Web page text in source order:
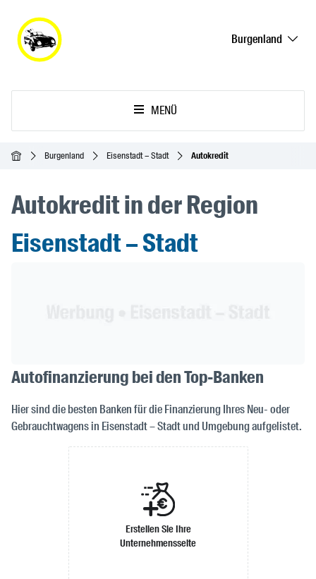
Burgenland
MENÜ
StartseiteBurgenland Eisenstadt – Stadt Autokredit
Autokredit in der Region
Eisenstadt – Stadt
Autofinanzierung bei den Top-Banken
Hier sind die besten Banken für die Finanzierung Ihres Neu- oder
Gebrauchtwagens in Eisenstadt – Stadt und Umgebung aufgelistet.
Erstellen Sie Ihre
Unternehmensseite